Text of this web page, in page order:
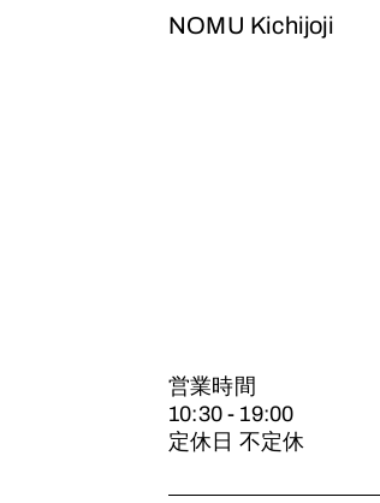
NOMU Kichijoji
営業時間
10:30 - 19:00
定休日 不定休